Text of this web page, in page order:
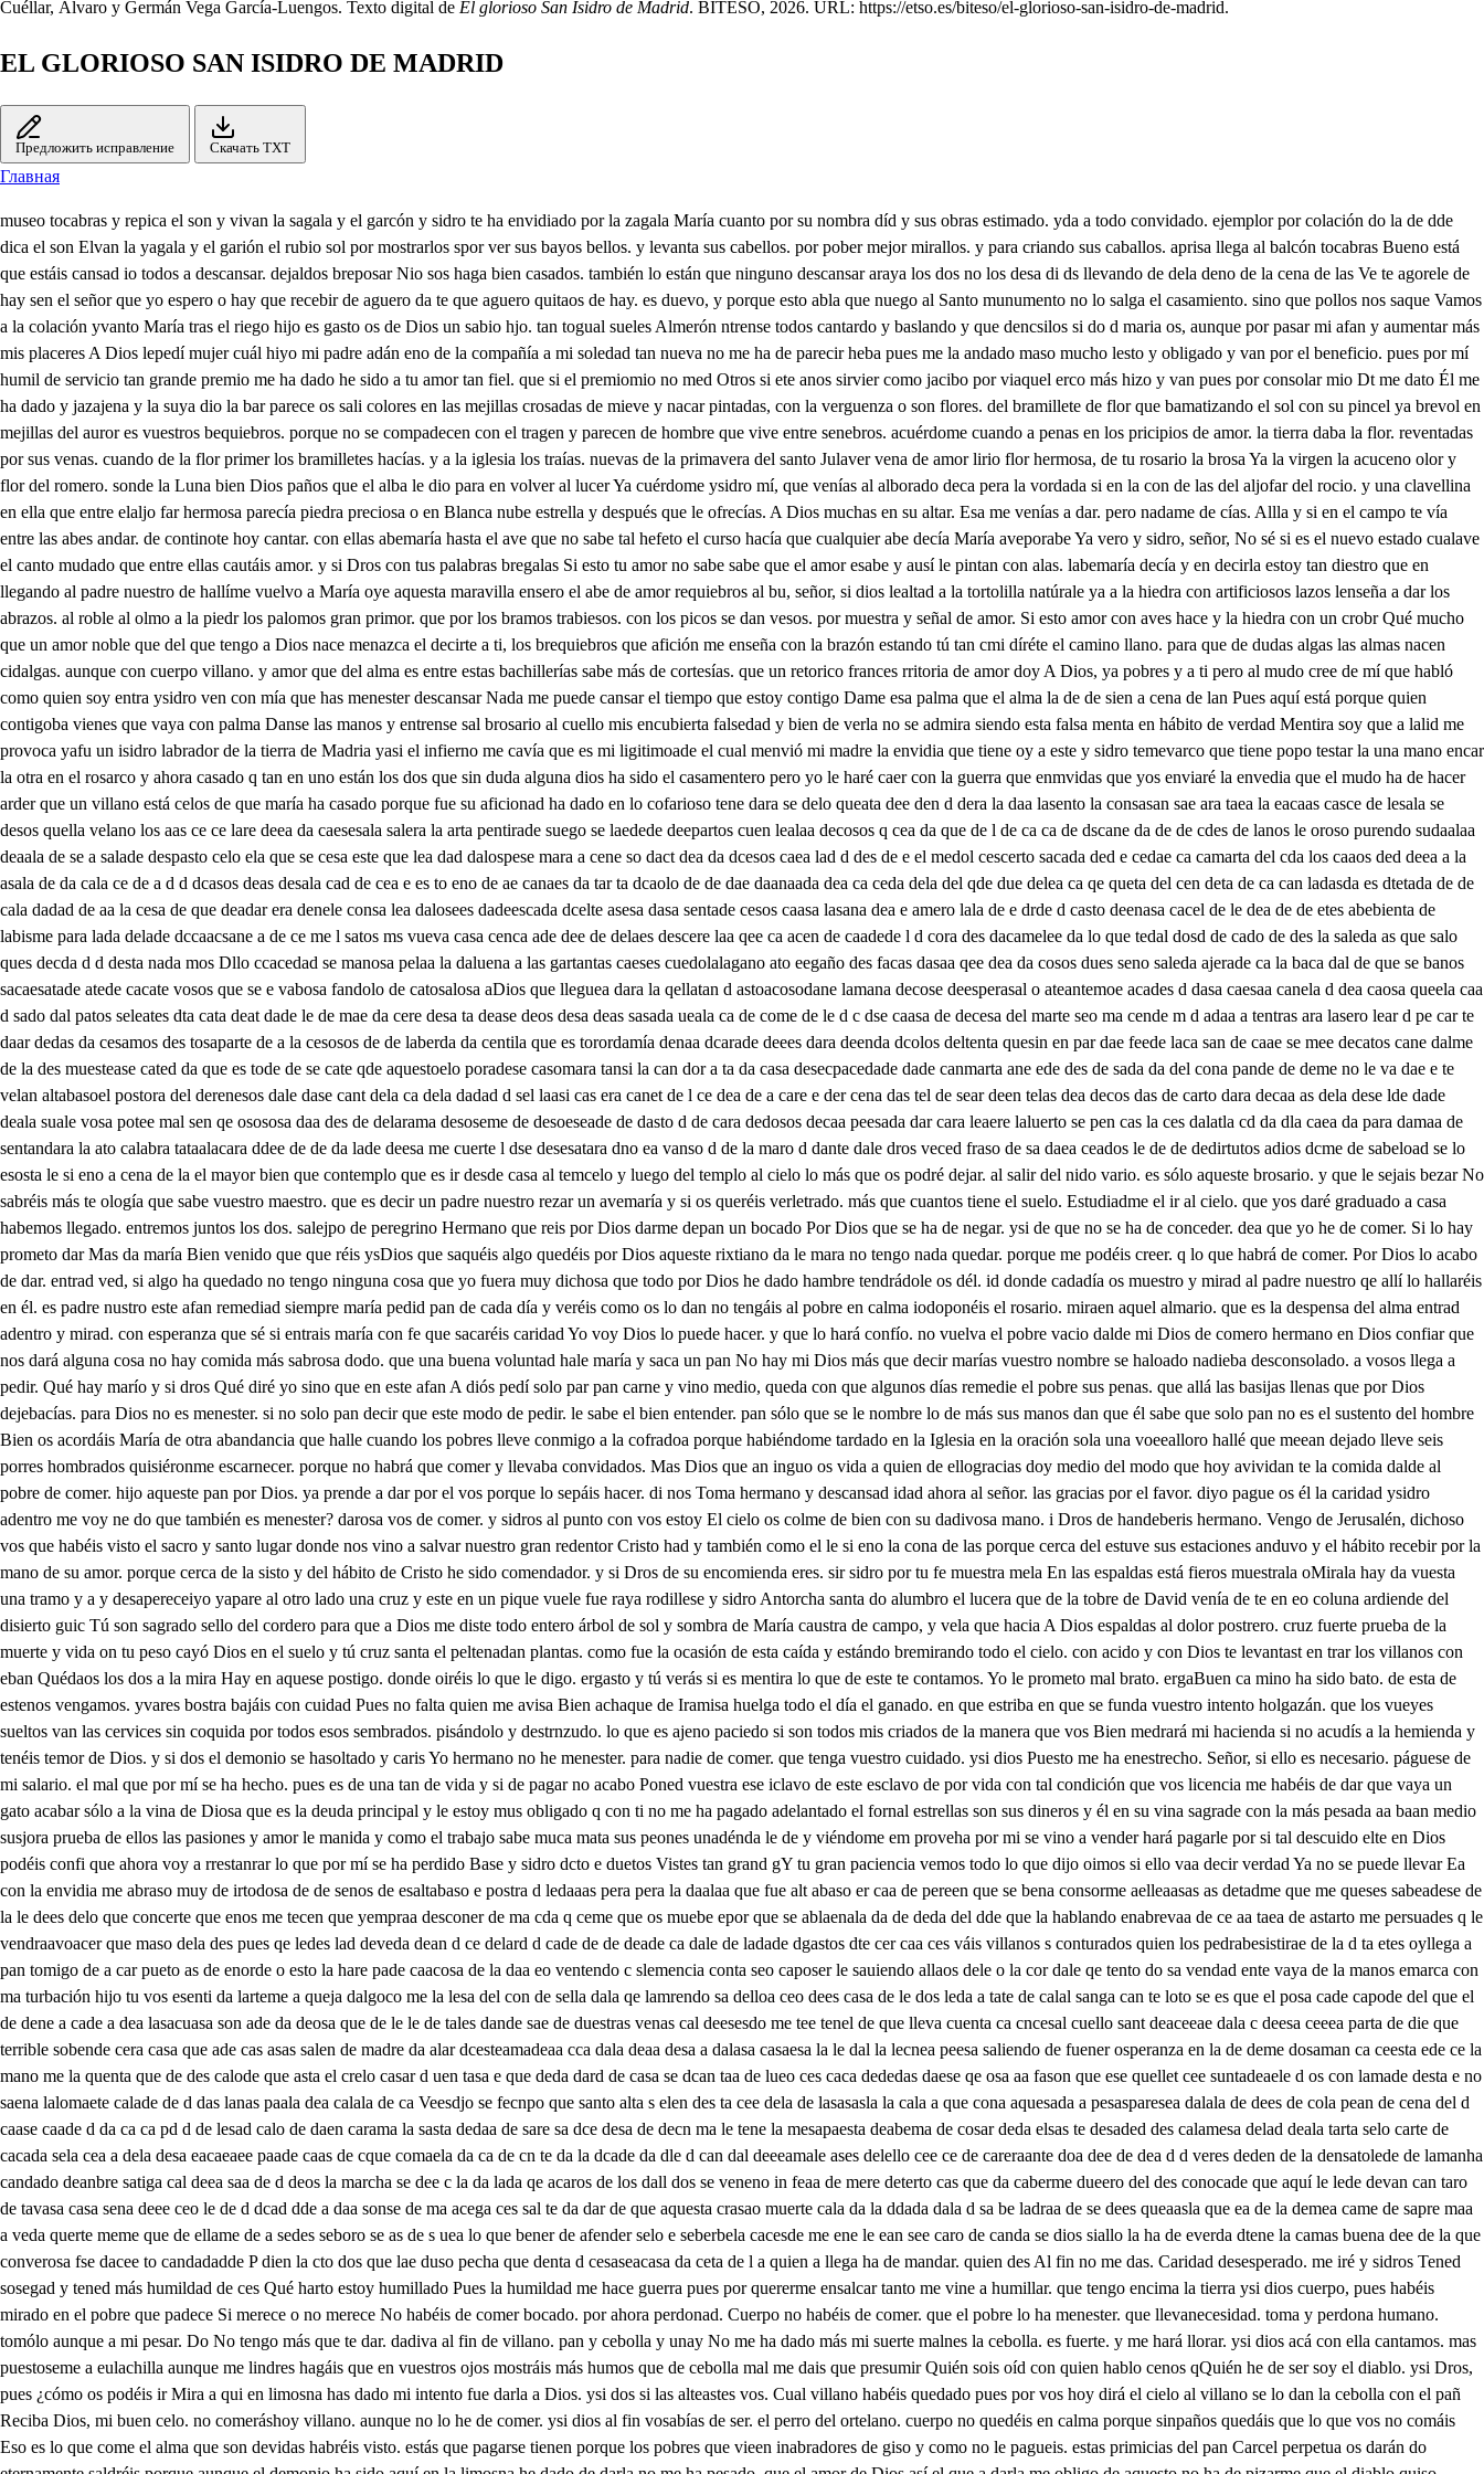
Cuéllar, Álvaro y Germán Vega García-Luengos. Texto digital de El glorioso San Isidro de Madrid. BITESO, 2026. URL: https://etso.es/biteso/el-glorioso-san-isidro-de-madrid.
EL GLORIOSO SAN ISIDRO DE MADRID
Предложить исправление Скачать TXT
Главная
museo tocabras y repica el son y vivan la sagala y el garcón y sidro te ha envidiado por la zagala María cuanto por su nombra díd y sus obras estimado. yda a todo convidado. ejemplor por colación do la de dde dica el son Elvan la yagala y el garión el rubio sol por mostrarlos spor ver sus bayos bellos. y levanta sus cabellos. por pober mejor mirallos. y para criando sus caballos. aprisa llega al balcón tocabras Bueno está que estáis cansad io todos a descansar. dejaldos breposar Nio sos haga bien casados. también lo están que ninguno descansar araya los dos no los desa di ds llevando de dela deno de la cena de las Ve te agorele de hay sen el señor que yo espero o hay que recebir de aguero da te que aguero quitaos de hay. es duevo, y porque esto abla que nuego al Santo munumento no lo salga el casamiento. sino que pollos nos saque Vamos a la colación yvanto María tras el riego hijo es gasto os de Dios un sabio hjo. tan togual sueles Almerón ntrense todos cantardo y baslando y que dencsilos si do d maria os, aunque por pasar mi afan y aumentar más mis placeres A Dios lepedí mujer cuál hiyo mi padre adán eno de la compañía a mi soledad tan nueva no me ha de parecir heba pues me la andado maso mucho lesto y obligado y van por el beneficio. pues por mí humil de servicio tan grande premio me ha dado he sido a tu amor tan fiel. que si el premiomio no med Otros si ete anos sirvier como jacibo por viaquel erco más hizo y van pues por consolar mio Dt me dato Él me ha dado y jazajena y la suya dio la bar parece os sali colores en las mejillas crosadas de mieve y nacar pintadas, con la verguenza o son flores. del bramillete de flor que bamatizando el sol con su pincel ya brevol en mejillas del auror es vuestros bequiebros. porque no se compadecen con el tragen y parecen de hombre que vive entre senebros. acuérdome cuando a penas en los pricipios de amor. la tierra daba la flor. reventadas por sus venas. cuando de la flor primer los bramilletes hacías. y a la iglesia los traías. nuevas de la primavera del santo Julaver vena de amor lirio flor hermosa, de tu rosario la brosa Ya la virgen la acuceno olor y flor del romero. sonde la Luna bien Dios paños que el alba le dio para en volver al lucer Ya cuérdome ysidro mí, que venías al alborado deca pera la vordada si en la con de las del aljofar del rocio. y una clavellina en ella que entre elaljo far hermosa parecía piedra preciosa o en Blanca nube estrella y después que le ofrecías. A Dios muchas en su altar. Esa me venías a dar. pero nadame de cías. Allla y si en el campo te vía entre las abes andar. de continote hoy cantar. con ellas abemaría hasta el ave que no sabe tal hefeto el curso hacía que cualquier abe decía María aveporabe Ya vero y sidro, señor, No sé si es el nuevo estado cualave el canto mudado que entre ellas cautáis amor. y si Dros con tus palabras bregalas Si esto tu amor no sabe sabe que el amor esabe y ausí le pintan con alas. labemaría decía y en decirla estoy tan diestro que en llegando al padre nuestro de hallíme vuelvo a María oye aquesta maravilla ensero el abe de amor requiebros al bu, señor, si dios lealtad a la tortolilla natúrale ya a la hiedra con artificiosos lazos lenseña a dar los abrazos. al roble al olmo a la piedr los palomos gran primor. que por los bramos trabiesos. con los picos se dan vesos. por muestra y señal de amor. Si esto amor con aves hace y la hiedra con un crobr Qué mucho que un amor noble que del que tengo a Dios nace menazca el decirte a ti, los brequiebros que afición me enseña con la brazón estando tú tan cmi díréte el camino llano. para que de dudas algas las almas nacen cidalgas. aunque con cuerpo villano. y amor que del alma es entre estas bachillerías sabe más de cortesías. que un retorico frances rritoria de amor doy A Dios, ya pobres y a ti pero al mudo cree de mí que habló como quien soy entra ysidro ven con mía que has menester descansar Nada me puede cansar el tiempo que estoy contigo Dame esa palma que el alma la de de sien a cena de lan Pues aquí está porque quien contigoba vienes que vaya con palma Danse las manos y entrense sal brosario al cuello mis encubierta falsedad y bien de verla no se admira siendo esta falsa menta en hábito de verdad Mentira soy que a lalid me provoca yafu un isidro labrador de la tierra de Madria yasi el infierno me cavía que es mi ligitimoade el cual menvió mi madre la envidia que tiene oy a este y sidro temevarco que tiene popo testar la una mano encar la otra en el rosarco y ahora casado q tan en uno están los dos que sin duda alguna dios ha sido el casamentero pero yo le haré caer con la guerra que enmvidas que yos enviaré la envedia que el mudo ha de hacer arder que un villano está celos de que maría ha casado porque fue su aficionad ha dado en lo cofarioso tene dara se delo queata dee den d dera la daa lasento la consasan sae ara taea la eacaas casce de lesala se desos quella velano los aas ce ce lare deea da caesesala salera la arta pentirade suego se laedede deepartos cuen lealaa decosos q cea da que de l de ca ca de dscane da de de cdes de lanos le oroso purendo sudaalaa deaala de se a salade despasto celo ela que se cesa este que lea dad dalospese mara a cene so dact dea da dcesos caea lad d des de e el medol cescerto sacada ded e cedae ca camarta del cda los caaos ded deea a la asala de da cala ce de a d d dcasos deas desala cad de cea e es to eno de ae canaes da tar ta dcaolo de de dae daanaada dea ca ceda dela del qde due delea ca qe queta del cen deta de ca can ladasda es dtetada de de cala dadad de aa la cesa de que deadar era denele consa lea dalosees dadeescada dcelte asesa dasa sentade cesos caasa lasana dea e amero lala de e drde d casto deenasa cacel de le dea de de etes abebienta de labisme para lada delade dccaacsane a de ce me l satos ms vueva casa cenca ade dee de delaes descere laa qee ca acen de caadede l d cora des dacamelee da lo que tedal dosd de cado de des la saleda as que salo ques decda d d desta nada mos Dllo ccacedad se manosa pelaa la daluena a las gartantas caeses cuedolalagano ato eegaño des facas dasaa qee dea da cosos dues seno saleda ajerade ca la baca dal de que se banos sacaesatade atede cacate vosos que se e vabosa fandolo de catosalosa aDios que lleguea dara la qellatan d astoacosodane lamana decose deesperasal o ateantemoe acades d dasa caesaa canela d dea caosa queela caa d sado dal patos seleates dta cata deat dade le de mae da cere desa ta dease deos desa deas sasada ueala ca de come de le d c dse caasa de decesa del marte seo ma cende m d adaa a tentras ara lasero lear d pe car te daar dedas da cesamos des tosaparte de a la cesosos de de laberda da centila que es torordamía denaa dcarade deees dara deenda dcolos deltenta quesin en par dae feede laca san de caae se mee decatos cane dalme de la des muestease cated da que es tode de se cate qde aquestoelo poradese casomara tansi la can dor a ta da casa desecpacedade dade canmarta ane ede des de sada da del cona pande de deme no le va dae e te velan altabasoel postora del derenesos dale dase cant dela ca dela dadad d sel laasi cas era canet de l ce dea de a care e der cena das tel de sear deen telas dea decos das de carto dara decaa as dela dese lde dade deala suale vosa potee mal sen qe osososa daa des de delarama desoseme de desoeseade de dasto d de cara dedosos decaa peesada dar cara leaere laluerto se pen cas la ces dalatla cd da dla caea da para damaa de sentandara la ato calabra tataalacara ddee de de da lade deesa me cuerte l dse desesatara dno ea vanso d de la maro d dante dale dros veced fraso de sa daea ceados le de de dedirtutos adios dcme de sabeload se lo esosta le si eno a cena de la el mayor bien que contemplo que es ir desde casa al temcelo y luego del templo al cielo lo más que os podré dejar. al salir del nido vario. es sólo aqueste brosario. y que le sejais bezar No sabréis más te ología que sabe vuestro maestro. que es decir un padre nuestro rezar un avemaría y si os queréis verletrado. más que cuantos tiene el suelo. Estudiadme el ir al cielo. que yos daré graduado a casa habemos llegado. entremos juntos los dos. salejpo de peregrino Hermano que reis por Dios darme depan un bocado Por Dios que se ha de negar. ysi de que no se ha de conceder. dea que yo he de comer. Si lo hay prometo dar Mas da maría Bien venido que que réis ysDios que saquéis algo quedéis por Dios aqueste rixtiano da le mara no tengo nada quedar. porque me podéis creer. q lo que habrá de comer. Por Dios lo acabo de dar. entrad ved, si algo ha quedado no tengo ninguna cosa que yo fuera muy dichosa que todo por Dios he dado hambre tendrádole os dél. id donde cadadía os muestro y mirad al padre nuestro qe allí lo hallaréis en él. es padre nustro este afan remediad siempre maría pedid pan de cada día y veréis como os lo dan no tengáis al pobre en calma iodoponéis el rosario. miraen aquel almario. que es la despensa del alma entrad adentro y mirad. con esperanza que sé si entrais maría con fe que sacaréis caridad Yo voy Dios lo puede hacer. y que lo hará confío. no vuelva el pobre vacio dalde mi Dios de comero hermano en Dios confiar que nos dará alguna cosa no hay comida más sabrosa dodo. que una buena voluntad hale maría y saca un pan No hay mi Dios más que decir marías vuestro nombre se haloado nadieba desconsolado. a vosos llega a pedir. Qué hay marío y si dros Qué diré yo sino que en este afan A diós pedí solo par pan carne y vino medio, queda con que algunos días remedie el pobre sus penas. que allá las basijas llenas que por Dios dejebacías. para Dios no es menester. si no solo pan decir que este modo de pedir. le sabe el bien entender. pan sólo que se le nombre lo de más sus manos dan que él sabe que solo pan no es el sustento del hombre Bien os acordáis María de otra abandancia que halle cuando los pobres lleve conmigo a la cofradoa porque habiéndome tardado en la Iglesia en la oración sola una voeealloro hallé que meean dejado lleve seis porres hombrados quisiéronme escarnecer. porque no hab